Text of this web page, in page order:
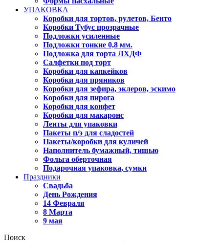
УПАКОВКА
Коробки для тортов, рулетов, Бенто
Коробки Тубус прозрачные
Подложки усиленные
Подложки тонкие 0,8 мм.
Подложка для торта ЛХДФ
Салфетки под торт
Коробки для капкейков
Коробки для пряников
Коробки для зефира, эклеров, эскимо
Коробки для пирога
Коробки для конфет
Коробки для макаронс
Ленты для упаковки
Пакеты п/э для сладостей
Пакеты/коробки для куличей
Наполнитель бумажный, тишью
Фольга оберточная
Подарочная упаковка, сумки
Праздники
Свадьба
День Рождения
14 Февраля
8 Марта
9 мая
Поиск